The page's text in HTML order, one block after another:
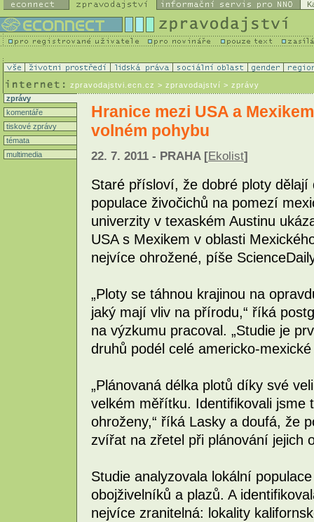
zpravodajstvi.ecn.cz > zpravodajství > zprávy
zprávy
komentáře
tiskové zprávy
témata
multimedia
Hranice mezi USA a
volném pohybu
22. 7. 2011 - PRAHA [Ekolist]
Staré přísloví, že dobré ploty
populace živočichů na pomezí
univerzity v texaském Austinu
USA s Mexikem v oblasti
nejvíce ohrožené, píše
„Ploty se táhnou krajinou na
jaký mají vliv na přírodu,“ říká
na výzkumu pracoval. „Studie je
druhů podél celé americko-mexické
„Plánovaná délka plotů díky své
velkém měřítku. Identifikovali jsme
ohroženy,“ říká Lasky a doufá, že
zvířat na zřetel při plánování jejich
Studie analyzovala lokální
obojživelníků a plazů. A
nejvíce zranitelná: lokality